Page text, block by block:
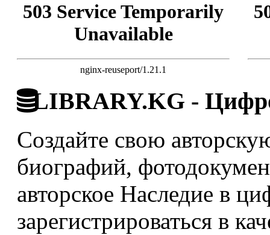
503 Service Temporarily
Unavailable
nginx-reuseport/1.21.1
LIBRARY.KG -
Создайте свою
биографий,
авторское Наследие в
зарегистрироваться в